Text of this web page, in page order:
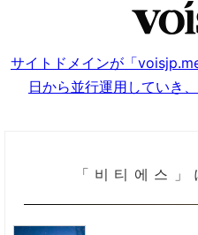
サイトドメインが「
日から並行運用していき
「비티에스